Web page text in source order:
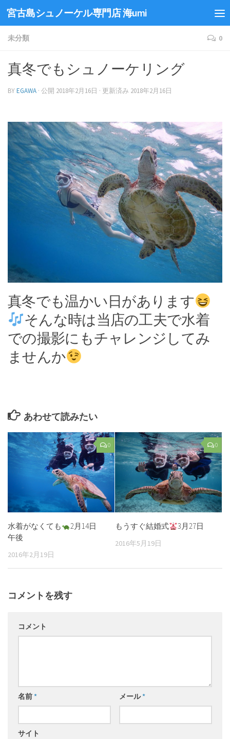
宮古島シュノーケル専門店 海umi
未分類 0
真冬でもシュノーケリング
BYEGAWA · 公開 2018年2月16日 · 更新済み 2018年2月16日
真冬でも温かい日があります
そんな時は当店の工夫で水着
での撮影にもチャレンジしてみ
ませんか
あわせて読みたい
0
水着がなくても
2月14日
午後
2016年2月19日
0
もうすぐ結婚式 3月27日
2016年5月19日
コメントを残す
コメント
名前* メール*
サイト